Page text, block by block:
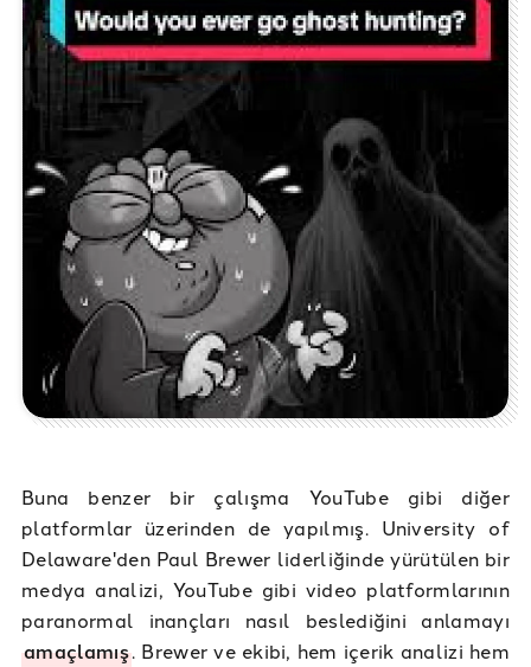
Buna benzer bir çalışma YouTube gibi diğer
platformlar üzerinden de yapılmış. University of
Delaware'den Paul Brewer liderliğinde yürütülen bir
medya analizi, YouTube gibi video platformlarının
paranormal inançları nasıl beslediğini anlamayı
amaçlamış. Brewer ve ekibi, hem içerik analizi hem